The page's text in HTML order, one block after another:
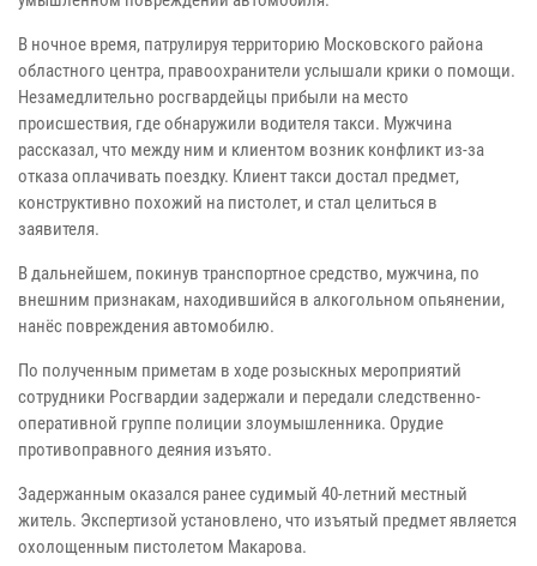
В ночное время, патрулируя территорию Московского района
областного центра, правоохранители услышали крики о помощи.
Незамедлительно росгвардейцы прибыли на место
происшествия, где обнаружили водителя такси. Мужчина
рассказал, что между ним и клиентом возник конфликт из-за
отказа оплачивать поездку. Клиент такси достал предмет,
конструктивно похожий на пистолет, и стал целиться в
заявителя.
В дальнейшем, покинув транспортное средство, мужчина, по
внешним признакам, находившийся в алкогольном опьянении,
нанёс повреждения автомобилю.
По полученным приметам в ходе розыскных мероприятий
сотрудники Росгвардии задержали и передали следственно-
оперативной группе полиции злоумышленника. Орудие
противоправного деяния изъято.
Задержанным оказался ранее судимый 40-летний местный
житель. Экспертизой установлено, что изъятый предмет является
охолощенным пистолетом Макарова.